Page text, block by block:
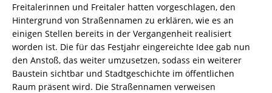
Freitalerinnen und Freitaler hatten vorgeschlagen, den
Hintergrund von Straßennamen zu erklären, wie es an
einigen Stellen bereits in der Vergangenheit realisiert
worden ist. Die für das Festjahr eingereichte Idee gab nun
den Anstoß, das weiter umzusetzen, sodass ein weiterer
Baustein sichtbar und Stadtgeschichte im öffentlichen
Raum präsent wird. Die Straßennamen verweisen